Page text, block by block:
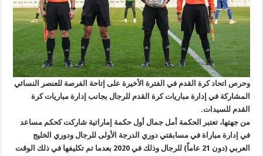
وحرص اتحاد كرة القدم في الفترة الأخيرة على إتاحة الفرصة للعنصر النسائي
المشاركة في إدارة مباريات كرة القدم للرجال بجانب إدارة مباريات كرة
القدم للسيدات.
من جهتها، تعتبر الحكمة أمل جمال أول حكمة إماراتية شاركت كحكم مساعد
في إدارة مباراة في مسابقتي دوري الدرجة الأولى للرجال ودوري الخليج
العربي (دون 21 عاماً) للرجال وذلك في 2020 بعدما تم تكليفها في ذلك الوقت